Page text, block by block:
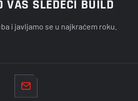
VAŠ SLEDEĆI BUILD
i javljamo se u najkraćem roku.